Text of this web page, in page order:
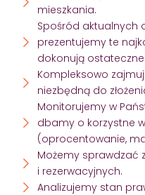
mieszkania.
Spośród aktualnych
prezentujemy te
dokonują
Kompleksowo
niezbędną do
Monitorujemy w
dbamy o korzystne
(oprocentowanie,
Możemy sprawdzać
i rezerwacyjnych.
Analizujemy stan